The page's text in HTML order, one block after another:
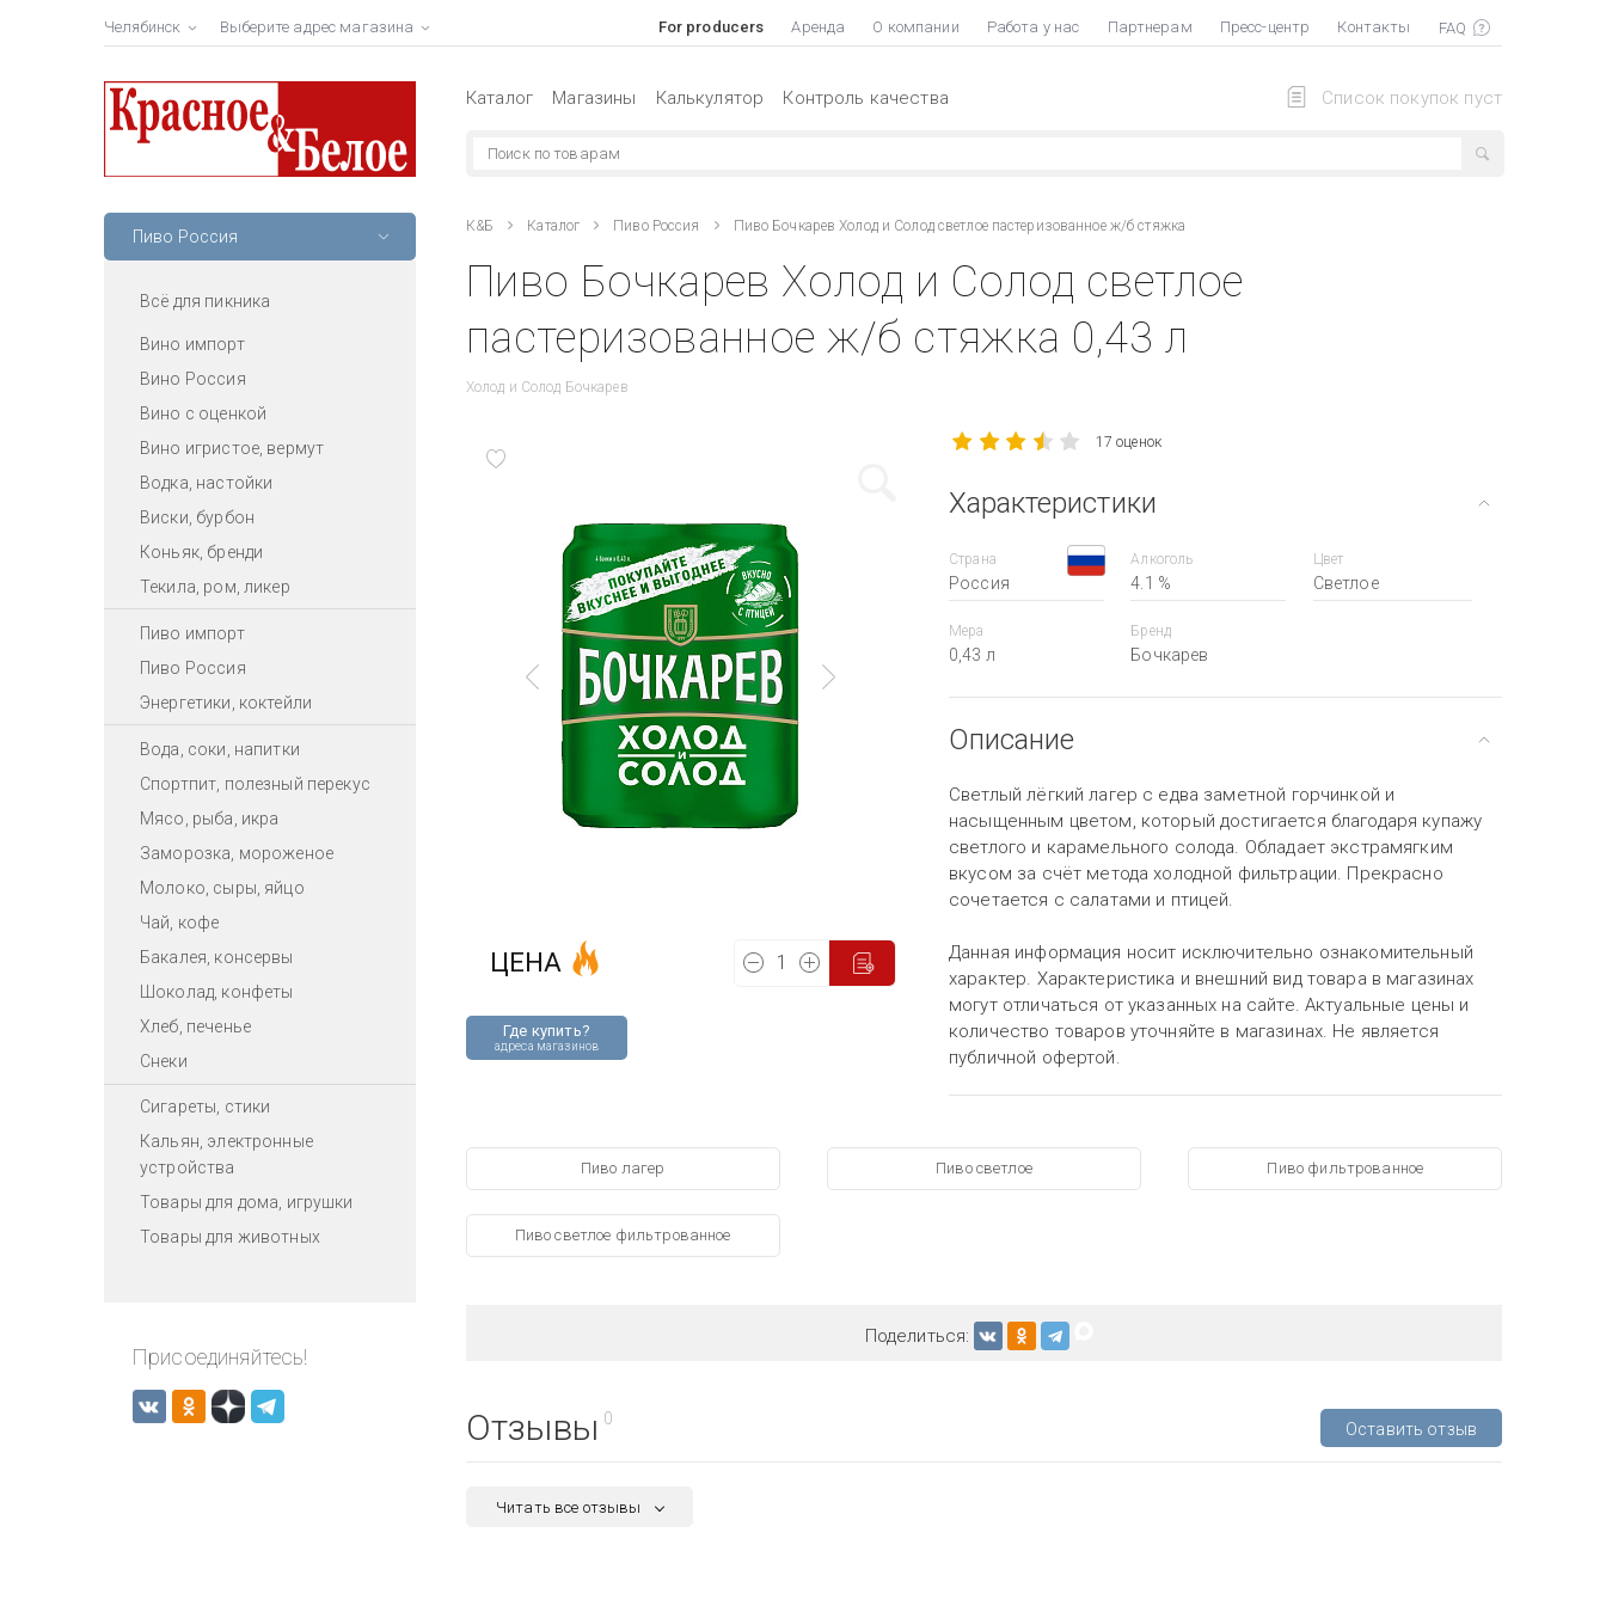
Челябинск Выберите адрес магазина For producers Аренда О компании Работа у нас Партнерам Пресс-центр Контакты
Список покупок пуст
Каталог Магазины Калькулятор Контроль качества
Пиво Россия
Всё для пикника
Вино импорт
Вино Россия
Вино с оценкой
Вино игристое, вермут
Водка, настойки
Виски, бурбон
Коньяк, бренди
Текила, ром, ликер
Пиво импорт
Пиво Россия
Энергетики, коктейли
Вода, соки, напитки
Спортпит, полезный перекус
Мясо, рыба, икра
Заморозка, мороженое
Молоко, сыры, яйцо
Чай, кофе
Бакалея, консервы
Шоколад, конфеты
Хлеб, печенье
Снеки
Сигареты, стики
Кальян, электронные
устройства
Товары для дома, игрушки
Товары для животных
Присоединяйтесь!
К&Б Каталог Пиво Россия Пиво Бочкарев Холод и Солод светлое пастеризованное ж/б стяжка
Пиво Бочкарев Холод и Солод светлое
пастеризованное ж/б стяжка 0,43 л
Холод и Солод Бочкарев
Где купить?
адреса магазинов
ЦЕНА
17 оценок
Характеристики
Страна
Россия
Алкоголь
4.1 %
Цвет
Светлое
Мера
0,43 л
Бренд
Бочкарев
Описание
Светлый лёгкий лагер с едва заметной горчинкой и
насыщенным цветом, который достигается благодаря купажу
светлого и карамельного солода. Обладает экстрамягким
вкусом за счёт метода холодной фильтрации. Прекрасно
сочетается с салатами и птицей.
Данная информация носит исключительно ознакомительный
характер. Характеристика и внешний вид товара в магазинах
могут отличаться от указанных на сайте. Актуальные цены и
количество товаров уточняйте в магазинах. Не является
публичной офертой.
Пиво лагер Пиво светлое Пиво фильтрованное
Пиво светлое фильтрованное
Поделиться:
Отзывы 0
Оставить отзыв
Читать все отзывы